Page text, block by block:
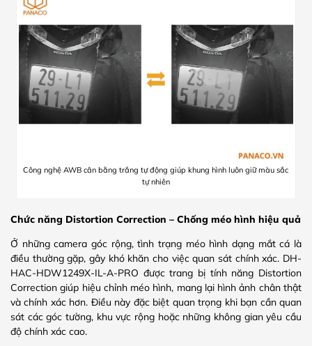
Công nghệ AWB cân bằng trắng tự động giúp khung hình luôn giữ màu sắc
tự nhiên
Chức năng Distortion Correction – Chống méo hình hiệu quả
Ở những camera góc rộng, tình trạng méo hình dạng mắt cá là
điều thường gặp, gây khó khăn cho việc quan sát chính xác. DH-
HAC-HDW1249X-IL-A-PRO được trang bị tính năng Distortion
Correction giúp hiệu chỉnh méo hình, mang lại hình ảnh chân thật
và chính xác hơn. Điều này đặc biệt quan trọng khi bạn cần quan
sát các góc tường, khu vực rộng hoặc những không gian yêu cầu
độ chính xác cao.